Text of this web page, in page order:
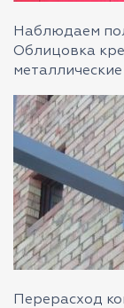
Наблюдаем
Облицовка
металлические
Перерасход